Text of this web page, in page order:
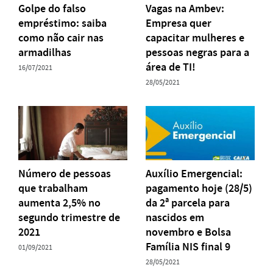
Golpe do falso
empréstimo: saiba
como não cair nas
armadilhas
16/07/2021
Vagas na Ambev:
Empresa quer
capacitar mulheres e
pessoas negras para a
área de TI!
28/05/2021
Número de pessoas
que trabalham
aumenta 2,5% no
segundo trimestre de
2021
01/09/2021
Auxílio Emergencial:
pagamento hoje (28/5)
da 2ª parcela para
nascidos em
novembro e Bolsa
Família NIS final 9
28/05/2021